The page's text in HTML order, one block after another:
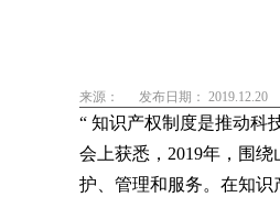
来源： 发布日期： 2019.12.20
“ 知识产权制度是推动科
会上获悉， 2019年，围
护、管理和服务。在知识